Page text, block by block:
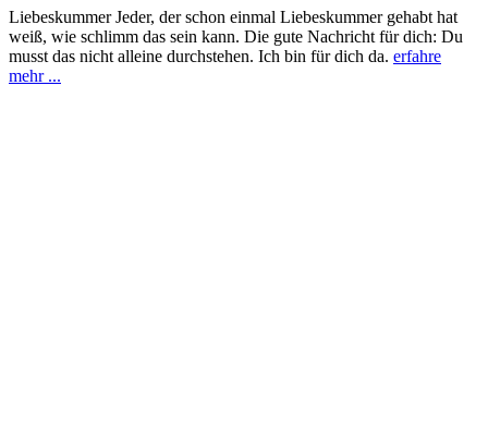
Liebeskummer Jeder, der schon einmal Liebeskummer gehabt hat
weiß, wie schlimm das sein kann. Die gute Nachricht für dich: Du
musst das nicht alleine durchstehen. Ich bin für dich da. erfahre
mehr ...